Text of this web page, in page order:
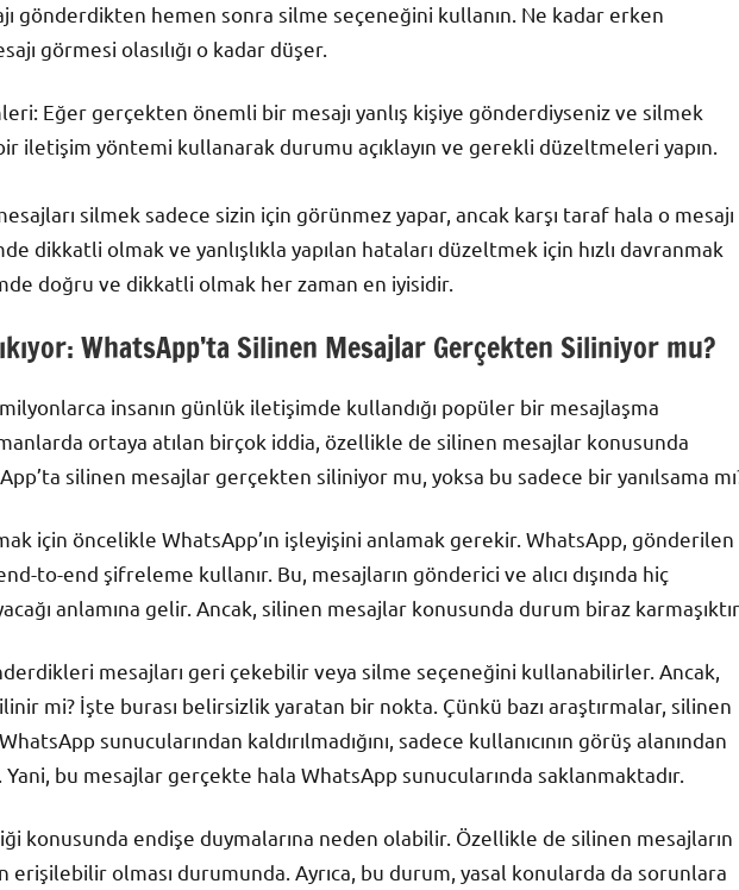
gönderdikten hemen sonra silme seçeneğini kullanın. Ne kadar erken
görmesi olasılığı o kadar düşer.
Eğer gerçekten önemli bir mesajı yanlış kişiye gönderdiyseniz ve silmek
iletişim yöntemi kullanarak durumu açıklayın ve gerekli düzeltmeleri yapın.
silmek sadece sizin için görünmez yapar, ancak karşı taraf hala o mesajı
dikkatli olmak ve yanlışlıkla yapılan hataları düzeltmek için hızlı davranmak
doğru ve dikkatli olmak her zaman en iyisidir.
WhatsApp’ta Silinen Mesajlar Gerçekten Siliniyor mu?
insanın günlük iletişimde kullandığı popüler bir mesajlaşma
ortaya atılan birçok iddia, özellikle de silinen mesajlar konusunda
silinen mesajlar gerçekten siliniyor mu, yoksa bu sadece bir yanılsama
için öncelikle WhatsApp’ın işleyişini anlamak gerekir. WhatsApp, gönderilen
to-end şifreleme kullanır. Bu, mesajların gönderici ve alıcı dışında hiç
anlamına gelir. Ancak, silinen mesajlar konusunda durum biraz
mesajları geri çekebilir veya silme seçeneğini kullanabilirler. Ancak,
mi? İşte burası belirsizlik yaratan bir nokta. Çünkü bazı araştırmalar, silinen
sunucularından kaldırılmadığını, sadece kullanıcının görüş alanından
Yani, bu mesajlar gerçekte hala WhatsApp sunucularında saklanmaktadır.
konusunda endişe duymalarına neden olabilir. Özellikle de silinen mesajların
olması durumunda. Ayrıca, bu durum, yasal konularda da sorunlara